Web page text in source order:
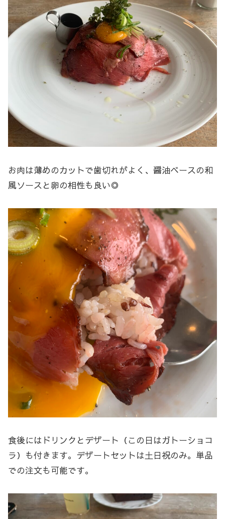
お肉は薄めのカットで歯切れがよく、醤油ベースの和
風ソースと卵の相性も良い◎
食後にはドリンクとデザート（この日はガトーショコ
ラ）も付きます。デザートセットは土日祝のみ。単品
での注文も可能です。